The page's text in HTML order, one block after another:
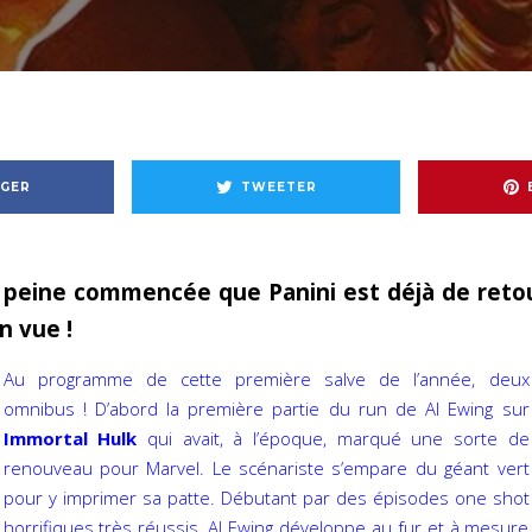
TWEETER
peine commencée que Panini est déjà de
vue !
Au programme de cette première salve de l’année, deux
omnibus ! D’abord la première partie du run de Al Ewing sur
Immortal Hulk qui avait, à l’époque, marqué une sorte de
renouveau pour Marvel. Le scénariste s’empare du géant vert
pour y imprimer sa patte. Débutant par des épisodes one shot
horrifiques très réussis, Al Ewing développe au fur et à mesure